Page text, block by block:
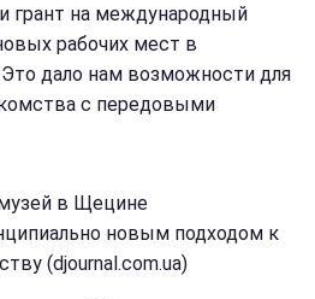
грант на международный
рабочих мест в
дало нам возможности для
с передовыми
в Щецине
новым подходом к
(djournal.com.uа)